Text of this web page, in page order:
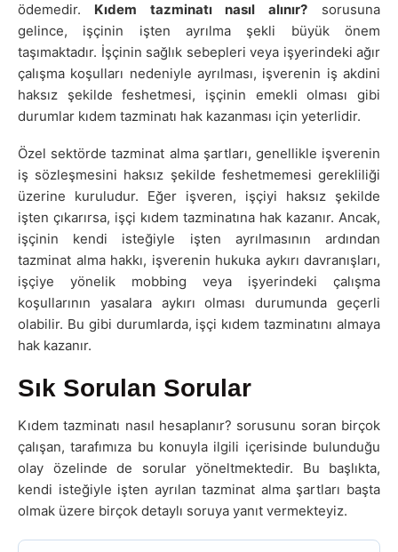
ödemedir. Kıdem tazminatı nasıl alınır? sorusuna
gelince, işçinin işten ayrılma şekli büyük önem
taşımaktadır. İşçinin sağlık sebepleri veya işyerindeki ağır
çalışma koşulları nedeniyle ayrılması, işverenin iş akdini
haksız şekilde feshetmesi, işçinin emekli olması gibi
durumlar kıdem tazminatı hak kazanması için yeterlidir.
Özel sektörde tazminat alma şartları, genellikle işverenin
iş sözleşmesini haksız şekilde feshetmemesi gerekliliği
üzerine kuruludur. Eğer işveren, işçiyi haksız şekilde
işten çıkarırsa, işçi kıdem tazminatına hak kazanır. Ancak,
işçinin kendi isteğiyle işten ayrılmasının ardından
tazminat alma hakkı, işverenin hukuka aykırı davranışları,
işçiye yönelik mobbing veya işyerindeki çalışma
koşullarının yasalara aykırı olması durumunda geçerli
olabilir. Bu gibi durumlarda, işçi kıdem tazminatını almaya
hak kazanır.
Sık Sorulan Sorular
Kıdem tazminatı nasıl hesaplanır? sorusunu soran birçok
çalışan, tarafımıza bu konuyla ilgili içerisinde bulunduğu
olay özelinde de sorular yöneltmektedir. Bu başlıkta,
kendi isteğiyle işten ayrılan tazminat alma şartları başta
olmak üzere birçok detaylı soruya yanıt vermekteyiz.